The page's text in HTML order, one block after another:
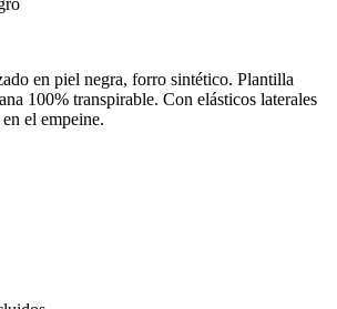
en piel negra, forro sintético. Plantilla
100% transpirable. Con elásticos laterales
el empeine.